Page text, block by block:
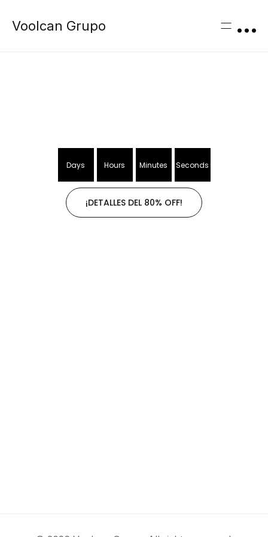
Voolcan Grupo
Days Hours Minutes Seconds
¡DETALLES DEL 80% OFF!